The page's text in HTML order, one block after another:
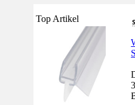
Top Artikel